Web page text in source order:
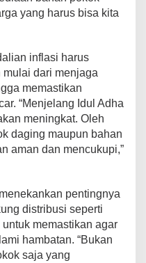
yang harus bisa kita
inflasi harus
dari menjaga
memastikan
“Menjelang Idul Adha
meningkat. Oleh
daging maupun bahan
aman dan mencukupi,”
pentingnya
distribusi seperti
memastikan agar
hambatan. “Bukan
saja yang